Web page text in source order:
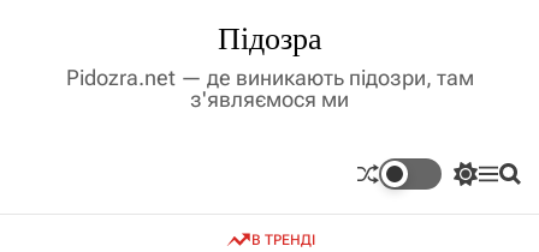
Підозра
Pidozra.net — де виникають підозри, там
з'являємося ми
П
М П
В ТРЕНДІ